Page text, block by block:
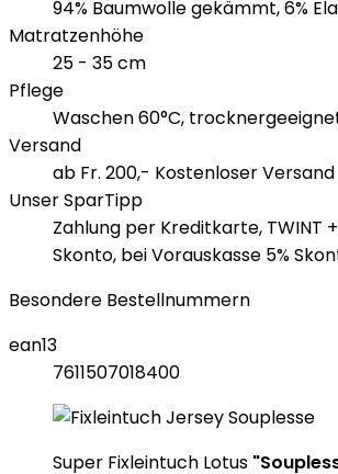
94% Baumwolle gekämmt, 6%
Matratzenhöhe
25 - 35 cm
Pflege
Waschen 60°C,
Versand
ab Fr. 200,- Kostenloser Versand
Unser SparTipp
Zahlung per Kreditkarte, TWINT
Skonto, bei Vorauskasse 5%
Besondere Bestellnummern
ean13
7611507018400
Super Fixleintuch Lotus